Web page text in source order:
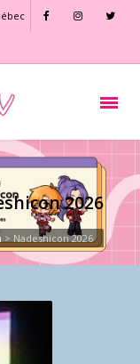
2026
> Nadeshicon 2026